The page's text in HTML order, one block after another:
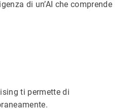
di un’AI che comprende
ti permette di